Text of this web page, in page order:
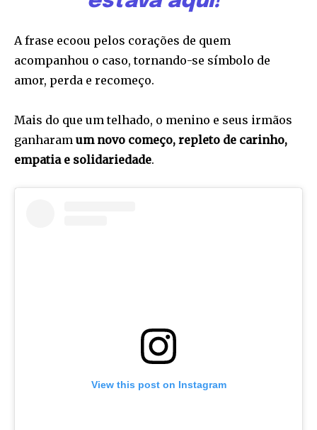
A frase ecoou pelos corações de quem
acompanhou o caso, tornando-se símbolo de
amor, perda e recomeço.
Mais do que um telhado, o menino e seus irmãos
ganharam um novo começo, repleto de carinho,
empatia e solidariedade.
View this post on Instagram